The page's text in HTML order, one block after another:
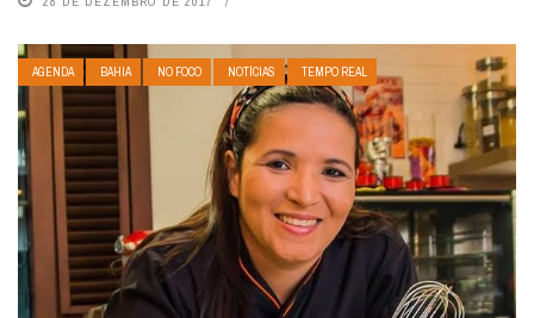
AGENDA BAHIA NO FOCO NOTÍCIAS TEMPO REAL